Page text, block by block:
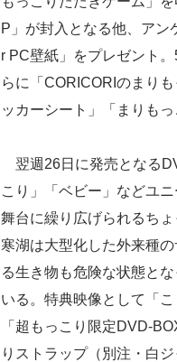
P」が封入となる他、ア
r PC壁紙」をプレゼント
らに「CORICORIのまり
ッカーシート」「まりも
翌週26日に発売となる
こり」「ベビー」などユ
舞台に繰り広げられるち
寒湖は大型化した外来種
る生き物も危険な状態と
いる。特典映像として「
「超もっこり限定DVD-
りストラップ（別注・白